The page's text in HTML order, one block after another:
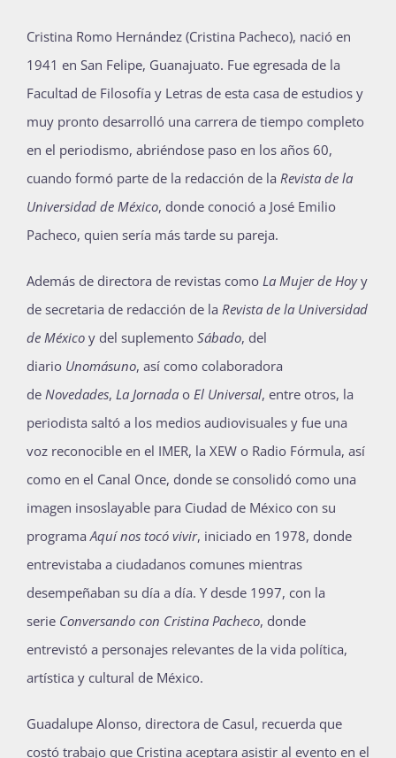
Cristina Romo Hernández (Cristina Pacheco), nació en
1941 en San Felipe, Guanajuato. Fue egresada de la
Facultad de Filosofía y Letras de esta casa de estudios y
muy pronto desarrolló una carrera de tiempo completo
en el periodismo, abriéndose paso en los años 60,
cuando formó parte de la redacción de la Revista de la
Universidad de México, donde conoció a José Emilio
Pacheco, quien sería más tarde su pareja.
Además de directora de revistas como La Mujer de Hoyy
de secretaria de redacción de la Revista de la Universidad
de México y del suplemento Sábado, del
diario Unomásuno, así como colaboradora
de Novedades, La Jornada o El Universal, entre otros, la
periodista saltó a los medios audiovisuales y fue una
voz reconocible en el IMER, la XEW o Radio Fórmula, así
como en el Canal Once, donde se consolidó como una
imagen insoslayable para Ciudad de México con su
programa Aquí nos tocó vivir, iniciado en 1978, donde
entrevistaba a ciudadanos comunes mientras
desempeñaban su día a día. Y desde 1997, con la
serie Conversando con Cristina Pacheco, donde
entrevistó a personajes relevantes de la vida política,
artística y cultural de México.
Guadalupe Alonso, directora de Casul, recuerda que
costó trabajo que Cristina aceptara asistir al evento en el